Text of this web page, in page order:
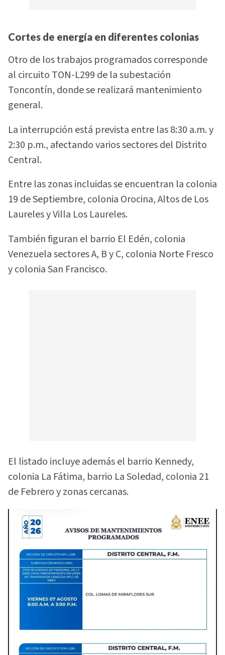
Cortes de energía en diferentes colonias
Otro de los trabajos programados corresponde
al circuito TON-L299 de la subestación
Toncontín, donde se realizará mantenimiento
general.
La interrupción está prevista entre las 8:30 a.m. y
2:30 p.m., afectando varios sectores del Distrito
Central.
Entre las zonas incluidas se encuentran la colonia
19 de Septiembre, colonia Orocina, Altos de Los
Laureles y Villa Los Laureles.
También figuran el barrio El Edén, colonia
Venezuela sectores A, B y C, colonia Norte Fresco
y colonia San Francisco.
El listado incluye además el barrio Kennedy,
colonia La Fátima, barrio La Soledad, colonia 21
de Febrero y zonas cercanas.